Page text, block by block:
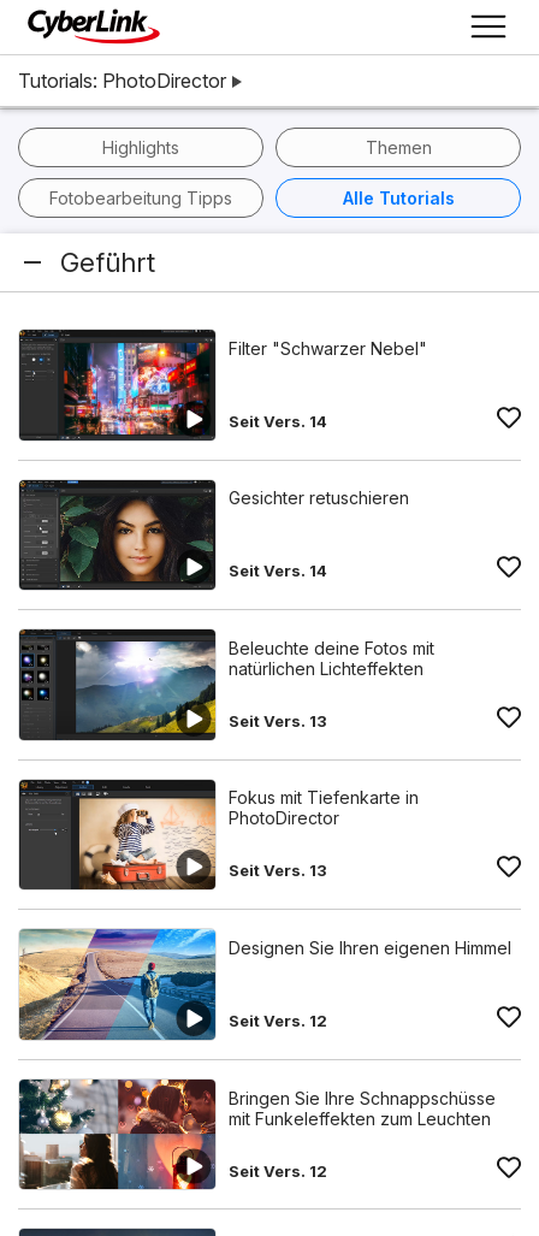
Tutorials: PhotoDirector
Highlights Themen
Fotobearbeitung Tipps Alle Tutorials
Geführt
Filter "Schwarzer Nebel"
Seit Vers. 14
Gesichter retuschieren
Seit Vers. 14
Beleuchte deine Fotos mit
natürlichen Lichteffekten
Seit Vers. 13
Fokus mit Tiefenkarte in
PhotoDirector
Seit Vers. 13
Designen Sie Ihren eigenen Himmel
Seit Vers. 12
Bringen Sie Ihre Schnappschüsse
mit Funkeleffekten zum Leuchten
Seit Vers. 12